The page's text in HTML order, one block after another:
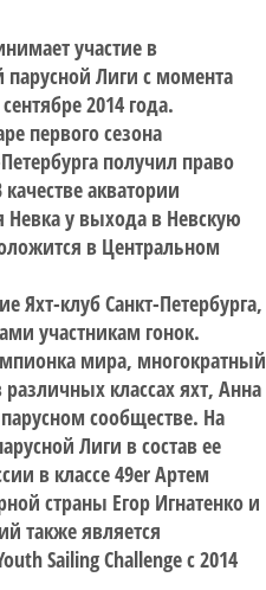
участие в
Лиги с момента
2014 года.
первого сезона
получил право
акватории
у выхода в Невскую
в Центральном
клуб Санкт-Петербурга,
участникам гонок.
мира, многократный
классах яхт, Анна
сообществе. На
Лиги в состав ее
в классе 49er Артем
страны Егор Игнатенко и
также является
Sailing Challenge с 2014